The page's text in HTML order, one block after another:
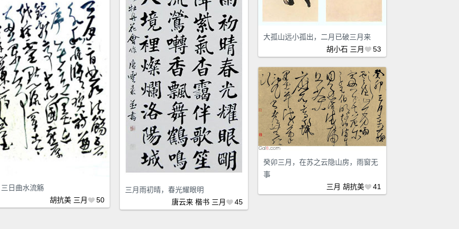
大孤山远小孤出，二月已破三月来
胡小石 三月 53
三月雨初晴，春光耀眼明
唐云来 楷书 三月 45
日曲水流觞
胡抗美 三月 50
癸卯三月，在苏之云隐山房，雨窗无
事
三月 胡抗美 41